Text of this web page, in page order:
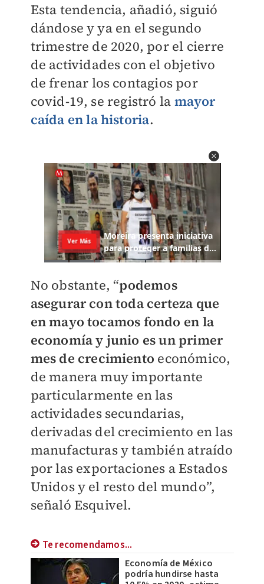
Esta tendencia, añadió, siguió
dándose y ya en el segundo
trimestre de 2020, por el cierre
de actividades con el objetivo
de frenar los contagios por
covid-19, se registró la mayor
caída en la historia.
No obstante, “podemos
asegurar con toda certeza que
en mayo tocamos fondo en la
economía y junio es un primer
mes de crecimiento económico,
de manera muy importante
particularmente en las
actividades secundarias,
derivadas del crecimiento en las
manufacturas y también atraído
por las exportaciones a Estados
Unidos y el resto del mundo”,
señaló Esquivel.
Te recomendamos...
Economía de México
podría hundirse hasta